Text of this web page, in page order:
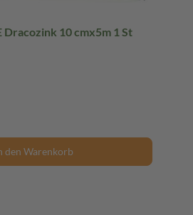
Dracozink 10 cmx5m 1 St
den Warenkorb